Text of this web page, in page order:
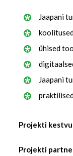
Jaapani
ühised
Jaapani
Projekti
Projekti